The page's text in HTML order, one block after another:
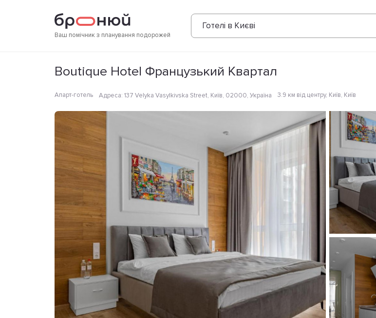
Ваш помічник з планування подорожей
Готелі в Києві
Фотографії Зручності Розташування
Boutique Hotel Французький Квартал
Апарт-готель Адреса: 137 Velyka Vasylkivska Street, Київ, 02000, Україна 3.9 км від центру, Київ, Київ